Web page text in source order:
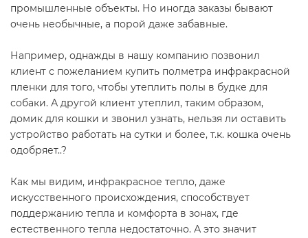
промышленные объекты. Но иногда заказы бывают
очень необычные, а порой даже забавные.
Например, однажды в нашу компанию позвонил
клиент с пожеланием купить полметра инфракрасной
пленки для того, чтобы утеплить полы в будке для
собаки. А другой клиент утеплил, таким образом,
домик для кошки и звонил узнать, нельзя ли оставить
устройство работать на сутки и более, т.к. кошка очень
одобряет..?
Как мы видим, инфракрасное тепло, даже
искусственного происхождения, способствует
поддержанию тепла и комфорта в зонах, где
естественного тепла недостаточно. А это значит